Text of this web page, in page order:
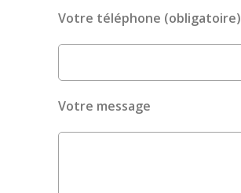
Votre téléphone (obligatoire)
Votre message